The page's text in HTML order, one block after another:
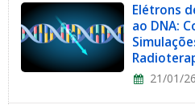
Elétrons
ao DNA:
21/01/26